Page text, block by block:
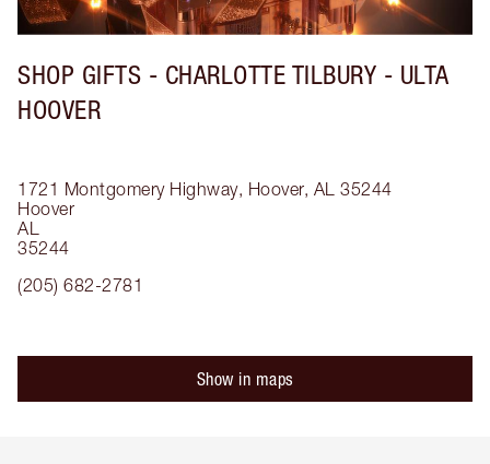
SHOP GIFTS - CHARLOTTE TILBURY - ULTA
HOOVER
1721 Montgomery Highway, Hoover, AL 35244
Hoover
AL
35244
(205) 682-2781
Show in maps